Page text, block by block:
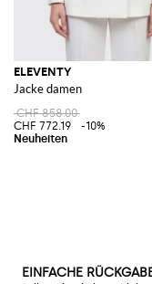
ELEVENTY
Jacke damen
CHF 858.00
CHF 772.19
-10%
EINFACHE